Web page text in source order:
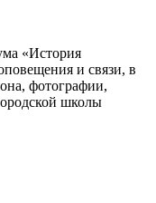
«История
и связи, в
фотографии,
школы